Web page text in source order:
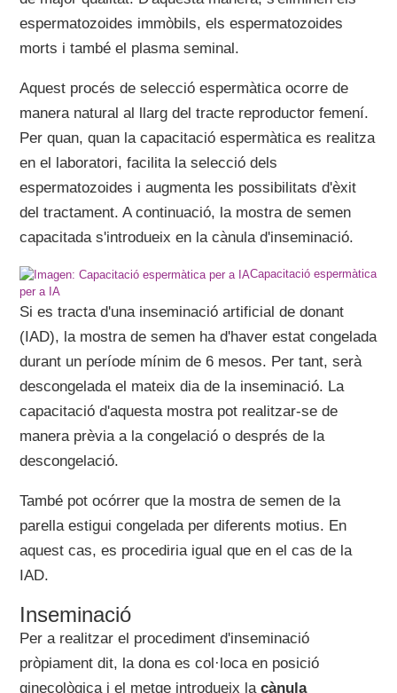
espermatozoides immòbils, els espermatozoides
morts i també el plasma seminal.
Aquest procés de selecció espermàtica ocorre de
manera natural al llarg del tracte reproductor femení.
Per quan, quan la capacitació espermàtica es realitza
en el laboratori, facilita la selecció dels
espermatozoides i augmenta les possibilitats d'èxit
del tractament. A continuació, la mostra de semen
capacitada s'introdueix en la cànula d'inseminació.
Capacitació espermàtica
per a IA
Si es tracta d'una inseminació artificial de donant
(IAD), la mostra de semen ha d'haver estat congelada
durant un període mínim de 6 mesos. Per tant, serà
descongelada el mateix dia de la inseminació. La
capacitació d'aquesta mostra pot realitzar-se de
manera prèvia a la congelació o després de la
descongelació.
També pot ocórrer que la mostra de semen de la
parella estigui congelada per diferents motius. En
aquest cas, es procediria igual que en el cas de la
IAD.
Inseminació
Per a realitzar el procediment d'inseminació
pròpiament dit, la dona es col·loca en posició
ginecològica i el metge introdueix lacànula